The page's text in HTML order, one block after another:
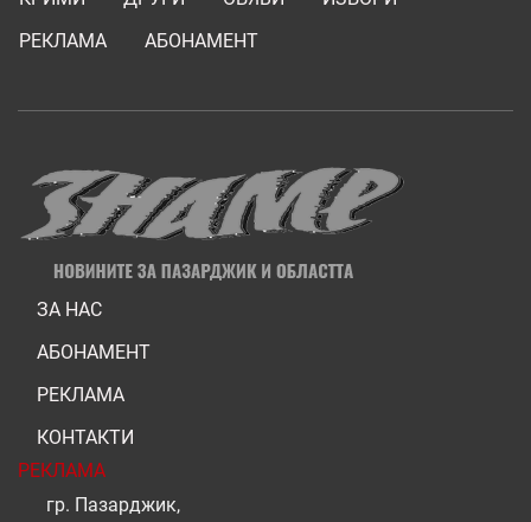
РЕКЛАМА
АБОНАМЕНТ
ЗА НАС
АБОНАМЕНТ
РЕКЛАМА
КОНТАКТИ
РЕКЛАМА
гр. Пазарджик,